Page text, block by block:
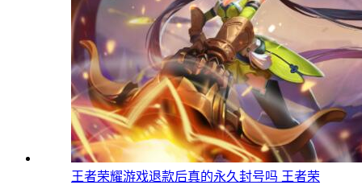
王者荣耀游戏退款后真的永久封号吗 王者荣